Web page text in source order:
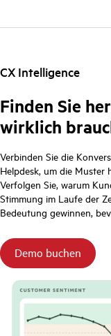
CX Intelligence
Finden Sie
wirklich
Verbinden Sie die
Helpdesk, um die Muster
Verfolgen Sie, warum
Stimmung im Laufe der
Bedeutung gewinnen,
Demo buchen